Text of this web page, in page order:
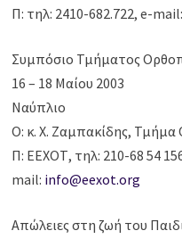
Π: τηλ: 2410-682.722, e-mail:
Συμπόσιο Τμήματος
16 – 18 Μαίου 2003
Ναύπλιο
Ο: κ. Χ. Ζαμπακίδης,
Π: ΕΕΧΟΤ, τηλ: 210-68 54
mail: info@eexot.org
Απώλειες στη ζωή του